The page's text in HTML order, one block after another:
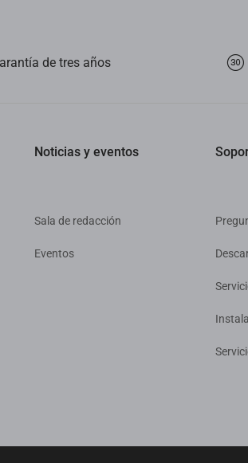
de tres años
Noticias y eventos
Sala de redacción
Eventos